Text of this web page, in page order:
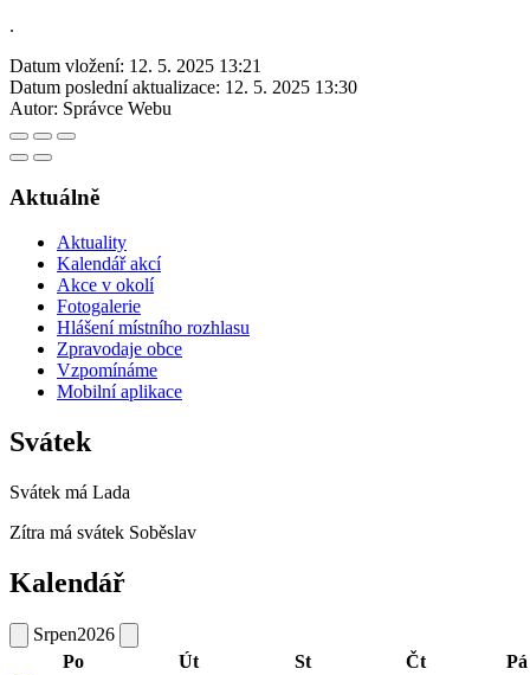
.
Datum vložení: 12. 5. 2025 13:21
Datum poslední aktualizace: 12. 5. 2025 13:30
Autor: Správce Webu
Aktuálně
Aktuality
Kalendář akcí
Akce v okolí
Fotogalerie
Hlášení místního rozhlasu
Zpravodaje obce
Vzpomínáme
Mobilní aplikace
Svátek
Svátek má Lada
Zítra má svátek Soběslav
Kalendář
Srpen2026
Po
Út St Čt
Pá